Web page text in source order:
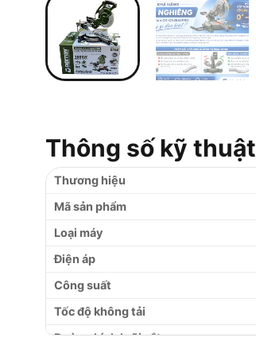
Thông số kỹ thuật
Thương hiệu
Mã sản phẩm
Loại máy
Điện áp
Công suất
Tốc độ không tải
Đường kính lưỡi cắt